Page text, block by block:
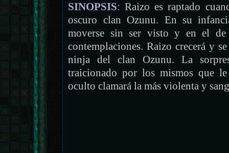
SINOPSIS:Raizo es raptado
oscuro clan Ozunu. En su
moverse sin ser visto y en el de
contemplaciones. Raizo crecerá y
ninja del clan Ozunu. La
traicionado por los mismos que
oculto clamará la más violenta y